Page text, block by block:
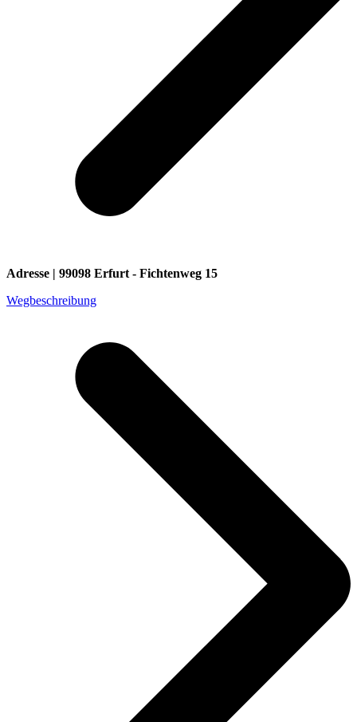
Adresse | 99098 Erfurt - Fichtenweg 15
Wegbeschreibung